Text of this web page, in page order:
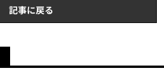
記事に戻る